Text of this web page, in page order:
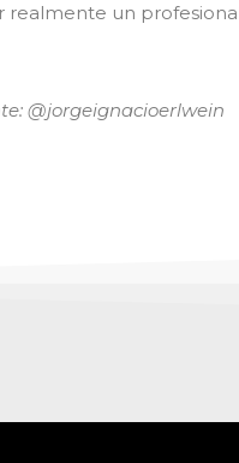
realmente un
@jorgeignacioerlwein